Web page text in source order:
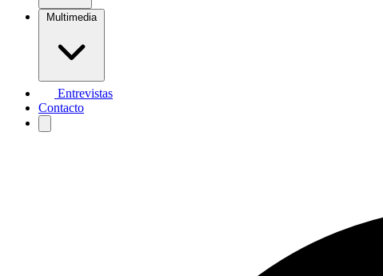
Multimedia
Entrevistas
Contacto